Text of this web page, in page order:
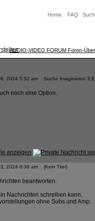
Home FAQ
AUDIO-VIDEO FORUM Foren-
2024 5:52 am Suche Imagination 3
noch eine Option.
2024 8:36 am (Kein Titel)
beantworten.
Nachrichten schreiben kann,
ohne Subs und Amp.